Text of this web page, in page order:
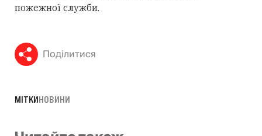
пожежної служби.
Поділитися
МІТКИНОВИНИ